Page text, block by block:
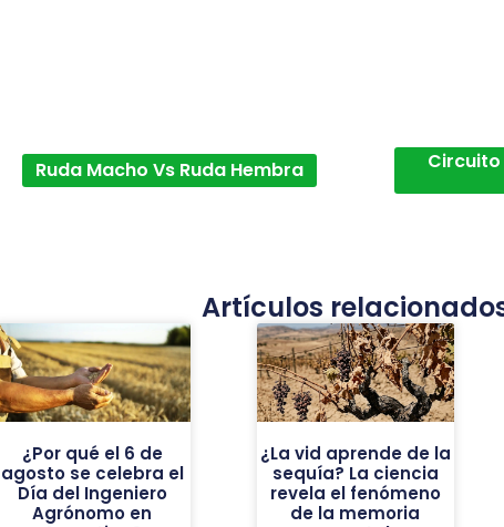
Ruda Macho Vs Ruda Hembra
Artículos
¿Por qué el 6 de
agosto se celebra el
Día del Ingeniero
Agrónomo en
¿La vid aprende de la
sequía? La ciencia
revela el fenómeno
de la memoria